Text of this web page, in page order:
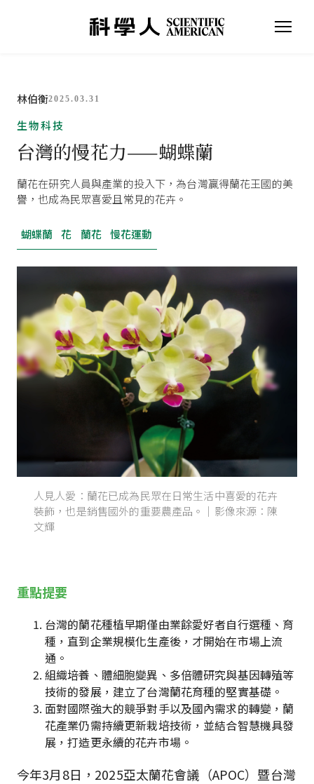
林伯衡2025.03.31
生物科技
台灣的慢花力——蝴蝶蘭
蘭花在研究人員與產業的投入下，為台灣贏得蘭花王國的美
譽，也成為民眾喜愛且常見的花卉。
蝴蝶蘭 花 蘭花 慢花運動
人見人愛：蘭花已成為民眾在日常生活中喜愛的花卉
裝飾，也是銷售國外的重要農產品。｜影像來源：陳
文輝
重點提要
台灣的蘭花種植早期僅由業餘愛好者自行選種、育
種，直到企業規模化生產後，才開始在市場上流
通。
組織培養、體細胞變異、多倍體研究與基因轉殖等
技術的發展，建立了台灣蘭花育種的堅實基礎。
面對國際強大的競爭對手以及國內需求的轉變，蘭
花產業仍需持續更新栽培技術，並結合智慧機具發
展，打造更永續的花卉市場。
今年3月8日，2025亞太蘭花會議（APOC）暨台灣